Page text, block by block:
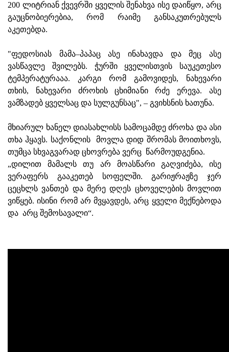
200 ლიტრიან ქვევრში ყველის შენახვა ისე დაიწყო, არც
გაუცნობიერებია, რომ რაიმე განსაკუთრებულს
აკეთებდა.
"ფედოსიას მამა–პაპაც ასე ინახავდა და მეც ასე
ვასწავლე შვილებს. ჭურში ყველისთვის საუკეთესო
ტემპერატურააა. კარგი რომ გამოვიდეს, ნახევარი
თხის, ნახევარი ძროხის ცხიმიანი რძე ერევა. ასე
ვამზადებ ყველსაც და სულგუნსაც", – გვიხსნის ხათუნა.
მხიარულ ხანელ დიასახლისს სამოცამდე ძროხა და ასი
თხა ჰყავს. საქონლის მოვლა დიდ შრომას მოითხოვს,
თუმცა სხვაგვარად ცხოვრება ვერც წარმოუდგენია.
„დილით მამალს თუ არ მოასწარი გაღვიძება, ისე
ვერაფერს გააკეთებ სოფელში. გარიჟრაჟზე ჯერ
ცეცხლს ვანთებ და მერე დღეს ცხოველების მოვლით
ვიწყებ. ისინი რომ არ მვყავდეს, არც ყველი მექნებოდა
და არც შემოსავალი“.